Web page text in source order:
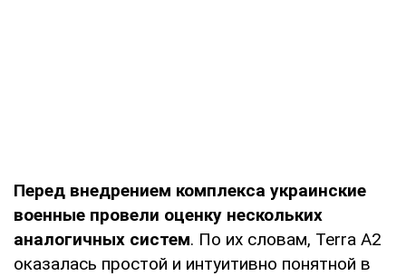
Перед внедрением комплекса украинские
военные провели оценку нескольких
аналогичных систем. По их словам, Terra A2
оказалась простой и интуитивно понятной в